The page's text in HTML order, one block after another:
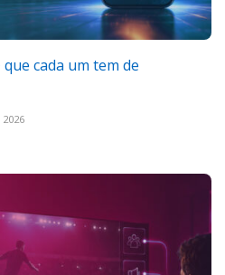
cada um tem de